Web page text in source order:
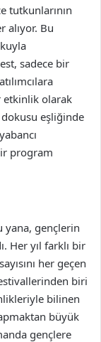
tutkunlarının
alıyor. Bu
sadece bir
etkinlik olarak
dokusu eşliğinde
program
yana, gençlerin
Her yıl farklı bir
her geçen
biri
bilinen
büyük
gençlere